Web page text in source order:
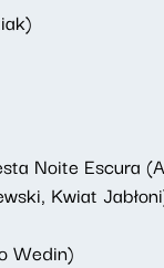
Noite Escura
Kwiat
Wedin)